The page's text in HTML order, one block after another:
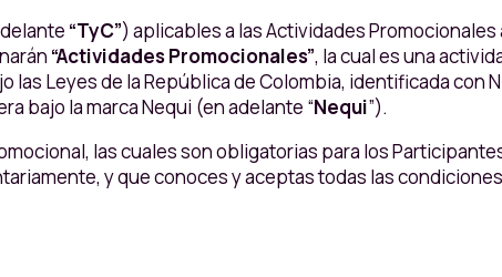
“TyC”) aplicables a las Actividades Promocionales
“Actividades Promocionales”, la cual es una
Leyes de la República de Colombia, identificada con
bajo la marca Nequi (en adelante “Nequi”).
las cuales son obligatorias para los
y que conoces y aceptas todas las